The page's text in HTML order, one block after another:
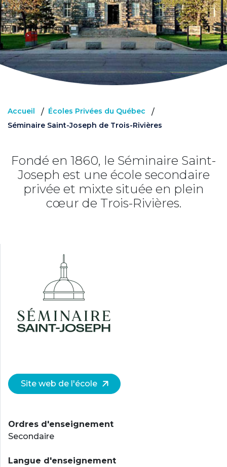
Accueil / Écoles Privées du Québec /
Séminaire Saint-Joseph de Trois-Rivières
Fondé en 1860, le Séminaire Saint-
Joseph est une école secondaire
privée et mixte située en plein
cœur de Trois-Rivières.
Site web de l'école
Ordres d'enseignement
Secondaire
Langue d'enseignement